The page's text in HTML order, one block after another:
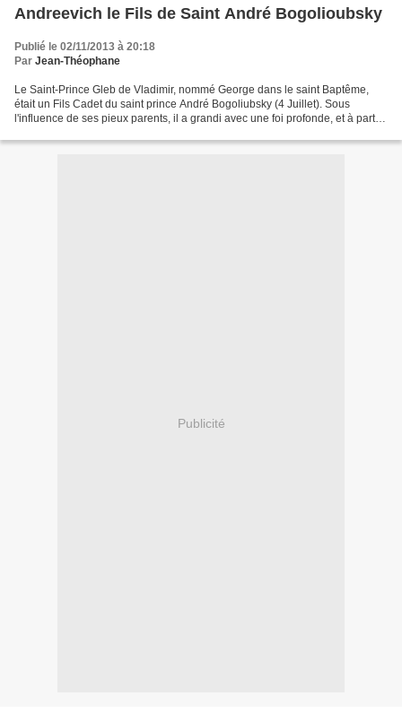
Andreevich le Fils de Saint André Bogolioubsky
Publié le 02/11/2013 à 20:18
Par Jean-Théophane
Le Saint-Prince Gleb de Vladimir, nommé George dans le saint Baptême,
était un Fils Cadet du saint prince André Bogoliubsky (4 Juillet). Sous
l'influence de ses pieux parents, il a grandi avec une foi profonde, et à partir
Publicité